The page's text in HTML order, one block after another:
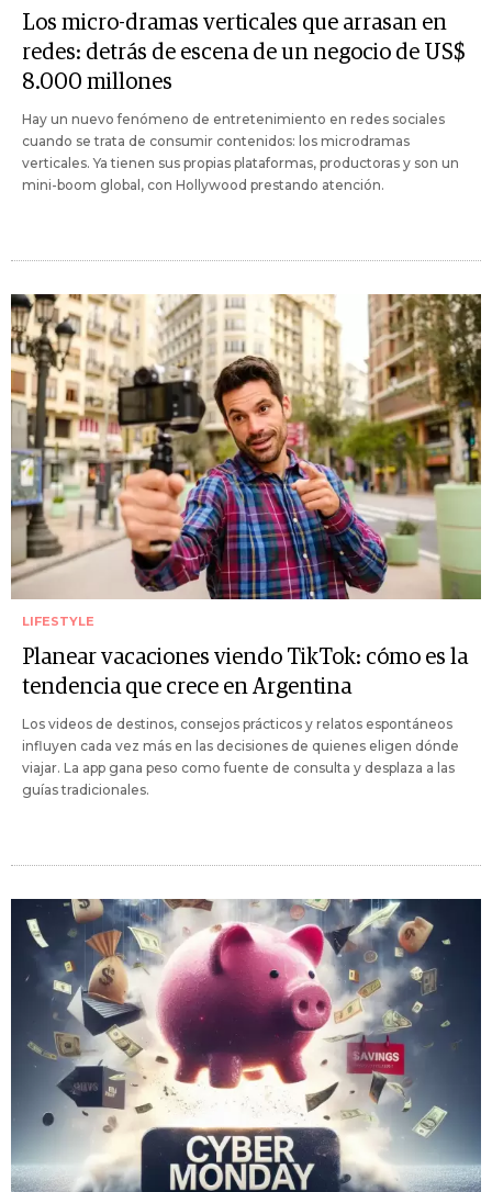
Los micro-dramas verticales que arrasan en
redes: detrás de escena de un negocio de US$
8.000 millones
Hay un nuevo fenómeno de entretenimiento en redes sociales
cuando se trata de consumir contenidos: los microdramas
verticales. Ya tienen sus propias plataformas, productoras y son un
mini-boom global, con Hollywood prestando atención.
LIFESTYLE
Planear vacaciones viendo TikTok: cómo es la
tendencia que crece en Argentina
Los videos de destinos, consejos prácticos y relatos espontáneos
influyen cada vez más en las decisiones de quienes eligen dónde
viajar. La app gana peso como fuente de consulta y desplaza a las
guías tradicionales.